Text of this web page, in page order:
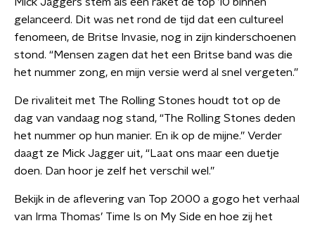
gelanceerd. Dit was net rond de tijd dat een cultureel
fenomeen, de Britse Invasie, nog in zijn kinderschoenen
stond. “Mensen zagen dat het een Britse band was die
het nummer zong, en mijn versie werd al snel vergeten.”
De rivaliteit met The Rolling Stones houdt tot op de
dag van vandaag nog stand, “The Rolling Stones deden
het nummer op hun manier. En ik op de mijne.” Verder
daagt ze Mick Jagger uit, “Laat ons maar een duetje
doen. Dan hoor je zelf het verschil wel.”
Bekijk in de aflevering van Top 2000 a gogo het verhaal
van Irma Thomas’ Time Is on My Side en hoe zij het